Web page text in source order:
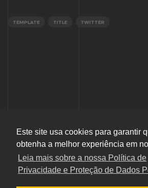
TEMPLATE TITLE TWITTER
Política de Privacidade e Proteção de
Este site usa cookies para garantir
obtenha a melhor experiência em
Leia mais sobre a nossa Política de
Privacidade e Proteção de Dados